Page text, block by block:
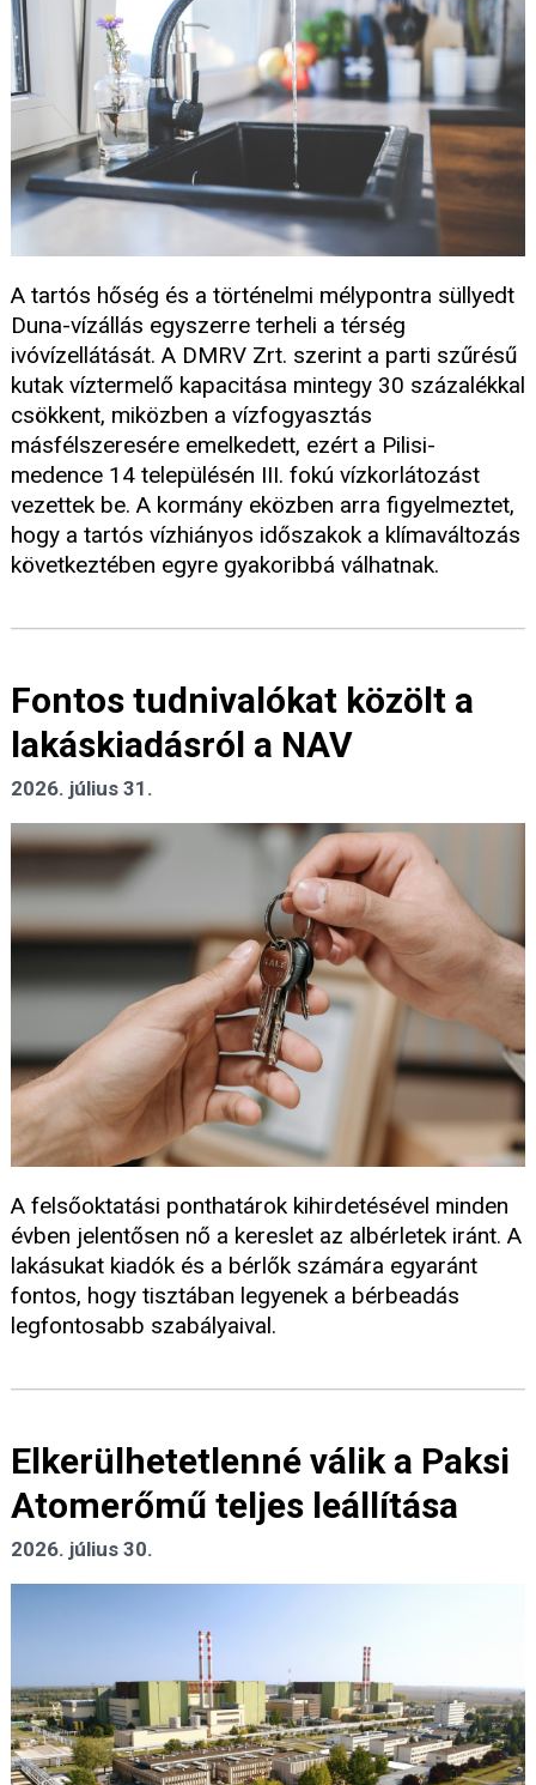
A tartós hőség és a történelmi mélypontra süllyedt
Duna-vízállás egyszerre terheli a térség
ivóvízellátását. A DMRV Zrt. szerint a parti szűrésű
kutak víztermelő kapacitása mintegy 30 százalékkal
csökkent, miközben a vízfogyasztás
másfélszeresére emelkedett, ezért a Pilisi-
medence 14 településén III. fokú vízkorlátozást
vezettek be. A kormány eközben arra figyelmeztet,
hogy a tartós vízhiányos időszakok a klímaváltozás
következtében egyre gyakoribbá válhatnak.
Fontos tudnivalókat közölt a
lakáskiadásról a NAV
2026. július 31.
A felsőoktatási ponthatárok kihirdetésével minden
évben jelentősen nő a kereslet az albérletek iránt. A
lakásukat kiadók és a bérlők számára egyaránt
fontos, hogy tisztában legyenek a bérbeadás
legfontosabb szabályaival.
Elkerülhetetlenné válik a Paksi
Atomerőmű teljes leállítása
2026. július 30.